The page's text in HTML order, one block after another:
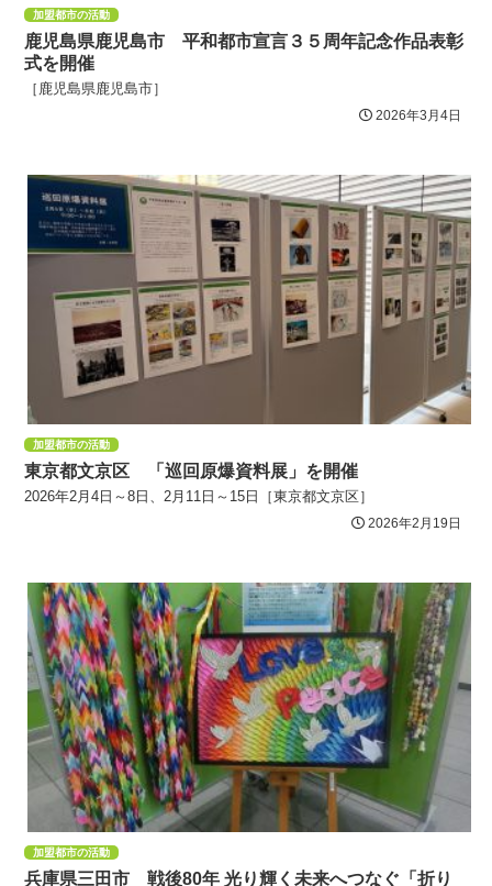
加盟都市の活動
鹿児島県鹿児島市 平和都市宣言３５周年記念作品表彰
式を開催
［鹿児島県鹿児島市］
2026年3月4日
加盟都市の活動
東京都文京区 「巡回原爆資料展」を開催
2026年2月4日～8日、2月11日～15日［東京都文京区］
2026年2月19日
加盟都市の活動
兵庫県三田市 戦後80年 光り輝く未来へつなぐ「折り